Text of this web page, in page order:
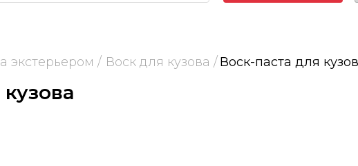
Воск-паста для
экстерьером / Воск для кузова /